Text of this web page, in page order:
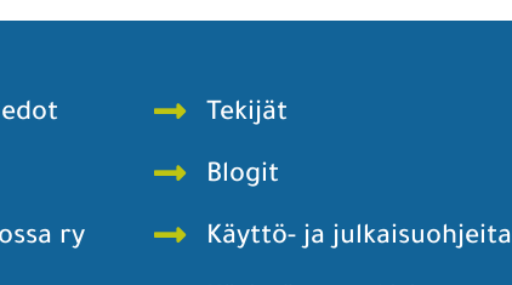
ry
Tekijät
Blogit
Käyttö- ja julkaisuohjeita